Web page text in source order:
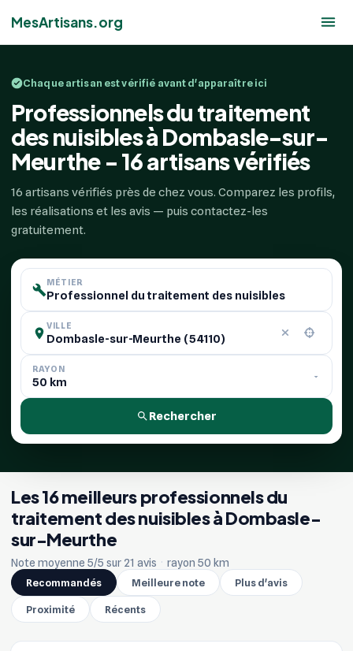
MesArtisans.org
Chaque artisan est vérifié avant d'apparaître ici
Professionnels du traitement
des nuisibles à Dombasle-sur-
Meurthe - 16 artisans vérifiés
16 artisans vérifiés près de chez vous. Comparez les profils,
les réalisations et les avis — puis contactez-les
gratuitement.
MÉTIER
VILLE
RAYON
Rechercher
Les 16 meilleurs professionnels du
traitement des nuisibles à Dombasle-
sur-Meurthe
Note moyenne 5/5 sur 21 avis · rayon 50 km
Recommandés
Meilleure note Plus d'avis
Proximité Récents